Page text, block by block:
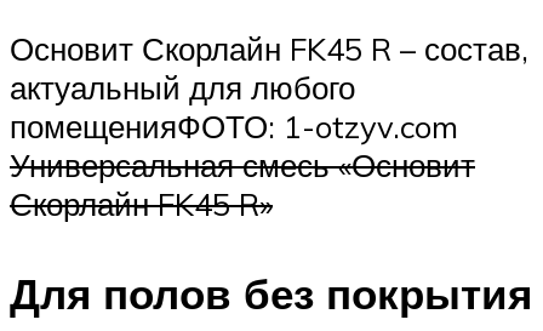
Основит Скорлайн FK45 R – состав,
актуальный для любого
помещенияФОТО: 1-otzyv.com
Универсальная смесь «Основит
Скорлайн FK45 R»
Для полов без покрытия